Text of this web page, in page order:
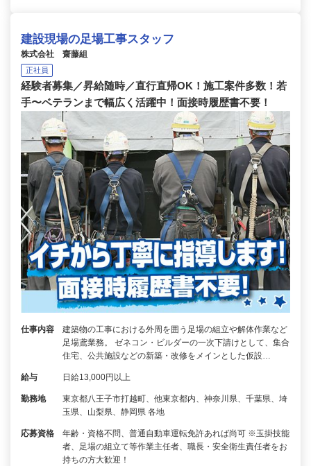
建設現場の足場工事スタッフ
株式会社 齋藤組
正社員
経験者募集／昇給随時／直行直帰OK！施工案件多数！若
手〜ベテランまで幅広く活躍中！面接時履歴書不要！
仕事内容
建築物の工事における外周を囲う足場の組立や解体作業など
足場鳶業務。 ゼネコン・ビルダーの一次下請けとして、集合
住宅、公共施設などの新築・改修をメインとした仮設…
給与 日給13,000円以上
勤務地
東京都八王子市打越町、他東京都内、神奈川県、千葉県、埼
玉県、山梨県、静岡県 各地
応募資格
年齢・資格不問、普通自動車運転免許あれば尚可 ※玉掛技能
者、足場の組立て等作業主任者、職長・安全衛生責任者をお
持ちの方大歓迎！